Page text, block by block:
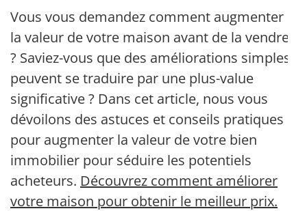
Vous vous demandez comment augmenter
la valeur de votre maison avant de la vendre
? Saviez-vous que des améliorations simples
peuvent se traduire par une plus-value
significative ? Dans cet article, nous vous
dévoilons des astuces et conseils pratiques
pour augmenter la valeur de votre bien
immobilier pour séduire les potentiels
acheteurs. Découvrez comment améliorer
votre maison pour obtenir le meilleur prix.